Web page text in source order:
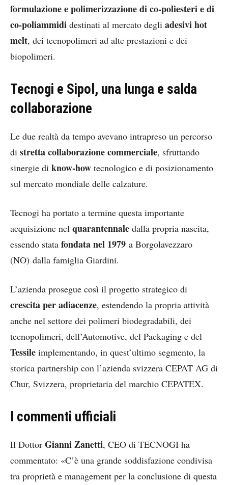
formulazione e polimerizzazione di co-poliesteri e di
co-poliammidi destinati al mercato degli adesivi hot
melt, dei tecnopolimeri ad alte prestazioni e dei
biopolimeri.
Tecnogi e Sipol, una lunga e salda
collaborazione
Le due realtà da tempo avevano intrapreso un percorso
di stretta collaborazione commerciale, sfruttando
sinergie di know-how tecnologico e di posizionamento
sul mercato mondiale delle calzature.
Tecnogi ha portato a termine questa importante
acquisizione nel quarantennale dalla propria nascita,
essendo stata fondata nel 1979 a Borgolavezzaro
(NO) dalla famiglia Giardini.
L’azienda prosegue così il progetto strategico di
crescita per adiacenze, estendendo la propria attività
anche nel settore dei polimeri biodegradabili, dei
tecnopolimeri, dell’Automotive, del Packaging e del
Tessile implementando, in quest’ultimo segmento, la
storica partnership con l’azienda svizzera CEPAT AG di
Chur, Svizzera, proprietaria del marchio CEPATEX.
I commenti ufficiali
Il Dottor Gianni Zanetti, CEO di TECNOGI ha
commentato: «C’è una grande soddisfazione condivisa
tra proprietà e management per la conclusione di questa